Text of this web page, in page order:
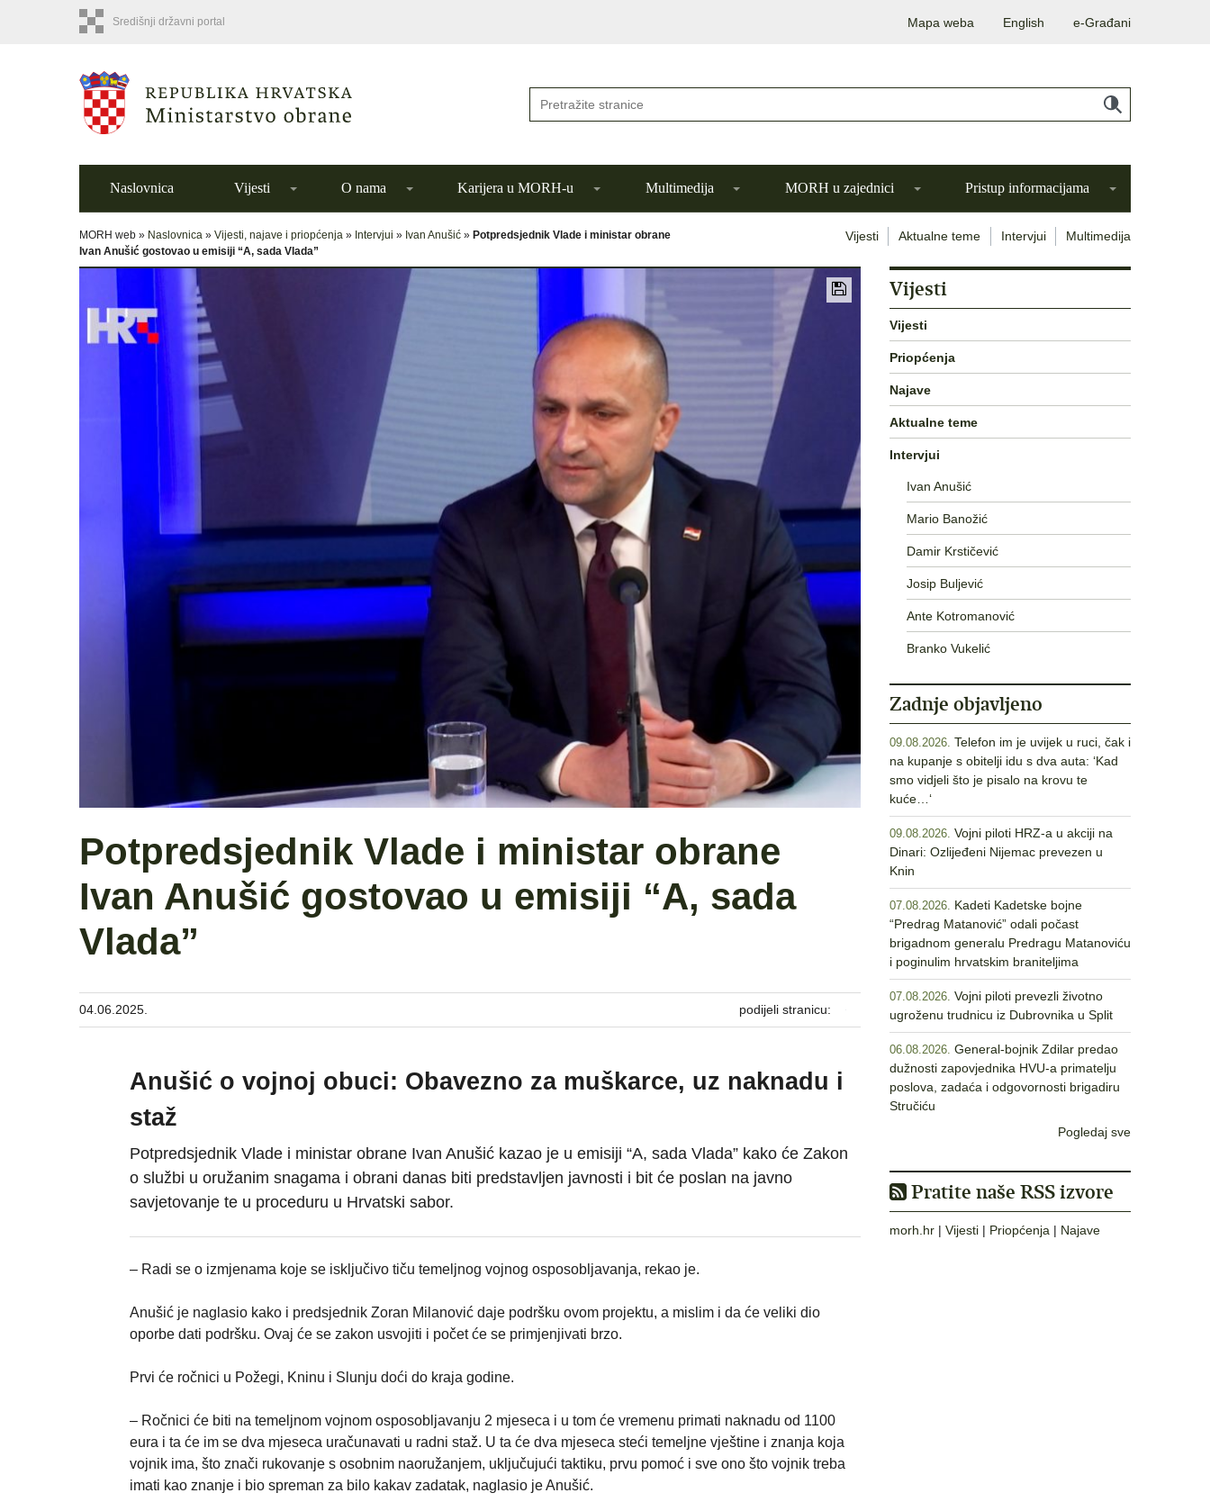
Središnji državni portal Mapa weba English e-Građani
Naslovnica Vijesti O nama Karijera u MORH-u Multimedija MORH u zajednici Pristup informacijama
MORH web » Naslovnica » Vijesti, najave i priopćenja » Intervjui » Ivan Anušić » Potpredsjednik Vlade i ministar obrane
Ivan Anušić gostovao u emisiji “A, sada Vlada”
Vijesti Aktualne teme Intervjui Multimedija
Potpredsjednik Vlade i ministar obrane
Ivan Anušić gostovao u emisiji “A, sada
Vlada”
04.06.2025. podijeli stranicu:
Anušić o vojnoj obuci: Obavezno za muškarce, uz naknadu i
staž
Potpredsjednik Vlade i ministar obrane Ivan Anušić kazao je u emisiji “A, sada Vlada” kako će Zakon
o službi u oružanim snagama i obrani danas biti predstavljen javnosti i bit će poslan na javno
savjetovanje te u proceduru u Hrvatski sabor.
– Radi se o izmjenama koje se isključivo tiču temeljnog vojnog osposobljavanja, rekao je.
Anušić je naglasio kako i predsjednik Zoran Milanović daje podršku ovom projektu, a mislim i da će veliki dio
oporbe dati podršku. Ovaj će se zakon usvojiti i počet će se primjenjivati brzo.
Prvi će ročnici u Požegi, Kninu i Slunju doći do kraja godine.
– Ročnici će biti na temeljnom vojnom osposobljavanju 2 mjeseca i u tom će vremenu primati naknadu od 1100
eura i ta će im se dva mjeseca uračunavati u radni staž. U ta će dva mjeseca steći temeljne vještine i znanja koja
vojnik ima, što znači rukovanje s osobnim naoružanjem, uključujući taktiku, prvu pomoć i sve ono što vojnik treba
imati kao znanje i bio spreman za bilo kakav zadatak, naglasio je Anušić.
Vijesti
Vijesti
Priopćenja
Najave
Aktualne teme
Intervjui
Ivan Anušić
Mario Banožić
Damir Krstičević
Josip Buljević
Ante Kotromanović
Branko Vukelić
Zadnje objavljeno
09.08.2026. Telefon im je uvijek u ruci, čak i
na kupanje s obitelji idu s dva auta: ‘Kad
smo vidjeli što je pisalo na krovu te
kuće…‘
09.08.2026. Vojni piloti HRZ-a u akciji na
Dinari: Ozlijeđeni Nijemac prevezen u
Knin
07.08.2026. Kadeti Kadetske bojne
“Predrag Matanović” odali počast
brigadnom generalu Predragu Matanoviću
i poginulim hrvatskim braniteljima
07.08.2026. Vojni piloti prevezli životno
ugroženu trudnicu iz Dubrovnika u Split
06.08.2026. General-bojnik Zdilar predao
dužnosti zapovjednika HVU-a primatelju
poslova, zadaća i odgovornosti brigadiru
Stručiću
Pogledaj sve
Pratite naše RSS izvore
morh.hr | Vijesti | Priopćenja | Najave